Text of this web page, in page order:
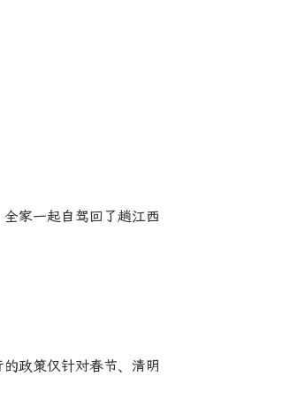
家一起自驾回了趟江西
政策仅针对春节、清明